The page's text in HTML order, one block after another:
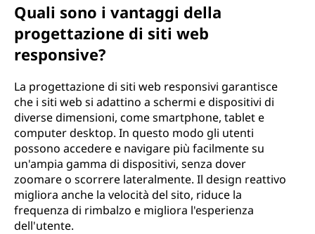
Quali sono i vantaggi della
progettazione di siti web
responsive?
La progettazione di siti web responsivi garantisce
che i siti web si adattino a schermi e dispositivi di
diverse dimensioni, come smartphone, tablet e
computer desktop. In questo modo gli utenti
possono accedere e navigare più facilmente su
un'ampia gamma di dispositivi, senza dover
zoomare o scorrere lateralmente. Il design reattivo
migliora anche la velocità del sito, riduce la
frequenza di rimbalzo e migliora l'esperienza
dell'utente.